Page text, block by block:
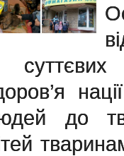
суттєвих
до